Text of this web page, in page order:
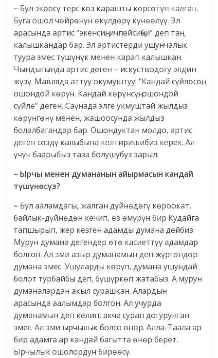
– Бул экөөсү терс көз карашты көрсөтүп калган.
Буга ошол чөйрөнүн өкүлдөрү күнөөлүү. Эл
арасында артис “экенсиң, ичпейсиңби” деп таң
калышкандар бар. Эл артистерди ушунчалык
туура эмес түшүнүк менен карап калышкан.
Чындыгында артис деген – искустводогу элдин
жүзү. Мавляда аттуу окумуштуу: “Кандай сүйлөсөң,
ошондой көрүн. Кандай көрүнсүң, ошондой
сүйлө” деген. Саүнада элге укмуштай жылдыз
көрүнгөнү менен, жашоосунда жылдыз
болалбагандар бар. Ошондуктан молдо, артис
деген сөздү калыбына келтиришибиз керек. Ал
үчүн баарыбыз таза болушубуз зарыл.
– Ырчы менен думананын айырмасын кандай
түшүнөсүз?
– Бул ааламдагы, жалган дүйнөдөгү көроокат,
байлык-дүйнөдөн кечип, өз өмүрүн бир Кудайга
тапшырып, жер кезген адамды думана дейбиз.
Мурун думана дегендер өтө касиеттүү адамдар
болгон. Ал эми азыр думанамын деп жүргөндөр
думана эмес. Ушуларды көрүп, думана ушундай
болот турбайбы деп, бүшүркөп жатабыз. А мурун
думаналардан акыл сурашкан. Алардын
арасында аалымдар болгон. Ал учурда
думанамын деп келип, акча сурап догурунган
эмес. Ал эми ырчылык болсо өнөр. Алла-Таала ар
бир адамга ар кандай багытта өнөр берет.
Ырчылык ошолордун бирөөсү.